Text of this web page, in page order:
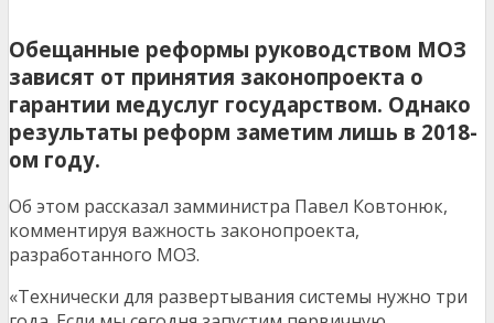
Обещанные реформы руководством МОЗ
зависят от принятия законопроекта о
гарантии медуслуг государством. Однако
результаты реформ заметим лишь в 2018-
ом году.
Об этом рассказал замминистра Павел Ковтонюк,
комментируя важность законопроекта,
разработанного МОЗ.
«Технически для развертывания системы нужно три